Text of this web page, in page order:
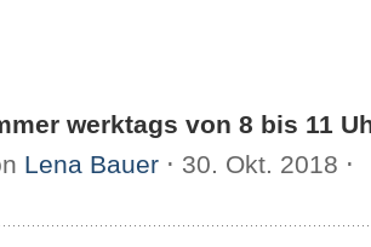
werktags von 8 bis 11
Lena Bauer ⋅ 30. Okt. 2018 ⋅